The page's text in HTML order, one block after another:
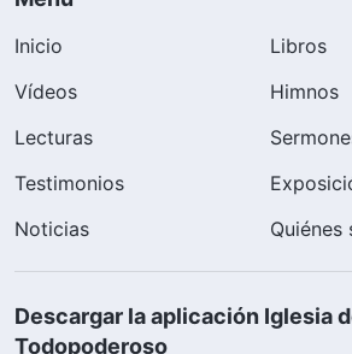
Inicio
Libros
Vídeos
Himnos
Lecturas
Testimonios
Noticias
Quiénes
Descargar la aplicación Iglesia
Todopoderoso